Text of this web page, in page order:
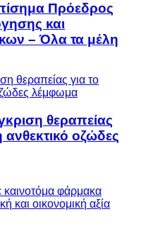
Πρόεδρος
και
– Όλα τα μέλη
θεραπείας
ανθεκτικό οζώδες